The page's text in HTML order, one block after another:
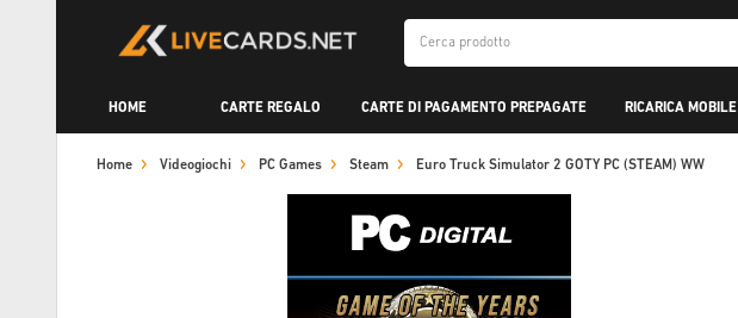
HOME CARTE REGALO CARTE DI PAGAMENTO PREPAGATE RICARICA MOBILE
Home Videogiochi PC Games Steam Euro Truck Simulator 2 GOTY PC (STEAM) WW